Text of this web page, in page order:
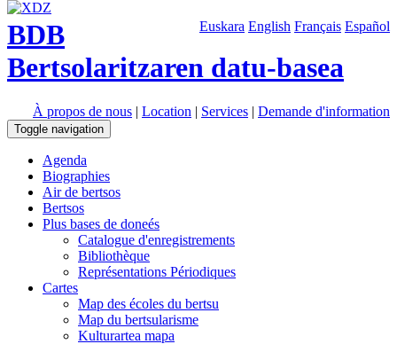
Euskara English Français Español
BDB
Bertsolaritzaren datu-basea
À propos de nous | Location | Services | Demande d'information
Toggle navigation
Agenda
Biographies
Air de bertsos
Bertsos
Plus bases de doneés
Catalogue d'enregistrements
Bibliothèque
Représentations Périodiques
Cartes
Map des écoles du bertsu
Map du bertsularisme
Kulturartea mapa